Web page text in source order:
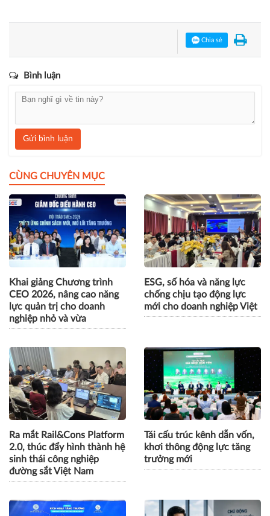
Chia sẻ
Bình luận
Gửi bình luận
CÙNG CHUYÊN MỤC
Khai giảng Chương trình
CEO 2026, nâng cao năng
lực quản trị cho doanh
nghiệp nhỏ và vừa
ESG, số hóa và năng lực
chống chịu tạo động lực
mới cho doanh nghiệp Việt
Ra mắt Rail&Cons Platform
2.0, thúc đẩy hình thành hệ
sinh thái công nghiệp
đường sắt Việt Nam
Tái cấu trúc kênh dẫn vốn,
khơi thông động lực tăng
trưởng mới